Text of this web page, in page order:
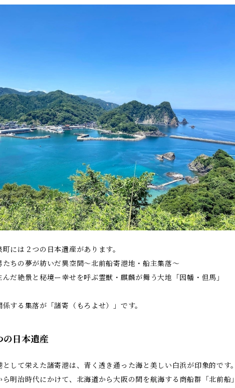
には２つの日本遺産があります。
たちの夢が紡いだ異空間〜北前船寄港地・船主集落〜
んだ絶景と秘境ー幸せを呼ぶ霊獣・麒麟が舞う大地「因幡・但馬」
する集落が「諸寄（もろよせ）」です。
の日本遺産
して栄えた諸寄港は、青く透き通った海と美しい白浜が印象的です。
ら明治時代にかけて、北海道から大阪の間を航海する商船群「北前船」